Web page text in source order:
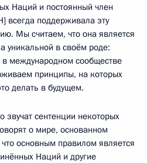
Наций и постоянный член
всегда поддерживала эту
Мы считаем, что она является
уникальной в своём роде:
в международном сообществе
принципы, на которых
делать в будущем.
звучат сентенции некоторых
о мире, основанном
основным правилом является
Наций и другие